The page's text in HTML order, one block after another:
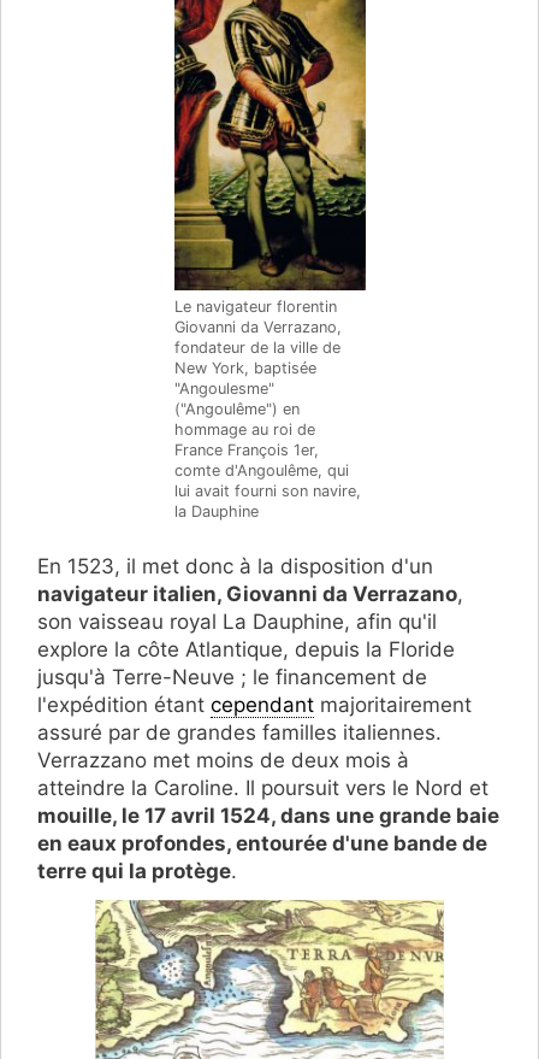
Le navigateur florentin
Giovanni da Verrazano,
fondateur de la ville de
New York, baptisée
"Angoulesme"
("Angoulême") en
hommage au roi de
France François 1er,
comte d'Angoulême, qui
lui avait fourni son navire,
la Dauphine
En 1523, il met donc à la disposition d'un
navigateur italien, Giovanni da Verrazano,
son vaisseau royal La Dauphine, afin qu'il
explore la côte Atlantique, depuis la Floride
jusqu'à Terre-Neuve ; le financement de
l'expédition étant cependant majoritairement
assuré par de grandes familles italiennes.
Verrazzano met moins de deux mois à
atteindre la Caroline. Il poursuit vers le Nord et
mouille, le 17 avril 1524, dans une grande baie
en eaux profondes, entourée d'une bande de
terre qui la protège.